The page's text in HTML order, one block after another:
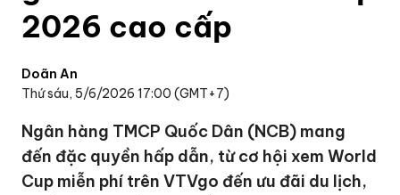
2026 cao cấp
Doãn An
Thứ sáu, 5/6/2026 17:00 (GMT+7)
Ngân hàng TMCP Quốc Dân (NCB) mang
đến đặc quyền hấp dẫn, từ cơ hội xem World
Cup miễn phí trên VTVgo đến ưu đãi du lịch,